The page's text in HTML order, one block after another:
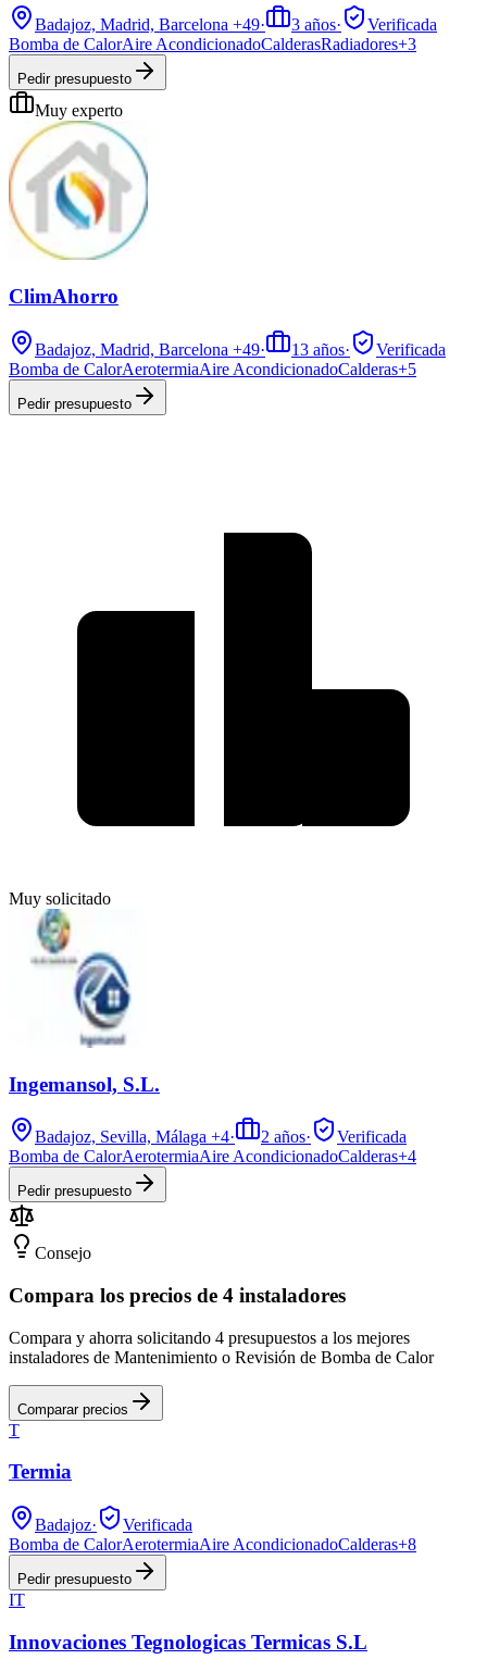
Badajoz, Madrid, Barcelona +49· 3 años·
Verificada
Bomba de CalorAire AcondicionadoCalderasRadiadores+3
Pedir presupuesto
Muy experto
ClimAhorro
Badajoz, Madrid, Barcelona +49· 13 años·
Verificada
Bomba de CalorAerotermiaAire AcondicionadoCalderas+5
Pedir presupuesto
Muy solicitado
Ingemansol, S.L.
Badajoz, Sevilla, Málaga +4· 2 años·
Verificada
Bomba de CalorAerotermiaAire AcondicionadoCalderas+4
Pedir presupuesto
Consejo
Compara los precios de 4 instaladores
Compara y ahorra solicitando 4 presupuestos a los mejores
instaladores de Mantenimiento o Revisión de Bomba de Calor
Comparar precios
T
Termia
Badajoz·
Verificada
Bomba de CalorAerotermiaAire AcondicionadoCalderas+8
Pedir presupuesto
IT
Innovaciones Tegnologicas Termicas S.L